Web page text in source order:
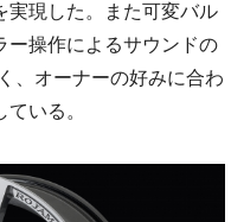
実現した。また可変バル
ー操作によるサウンドの
、オーナーの好みに合わ
いる。